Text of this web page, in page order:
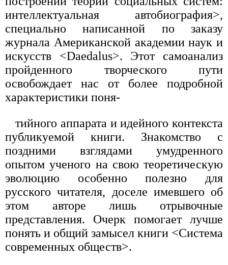
интеллектуальная автобиография>,
специально написанной по заказу
журнала Американской академии наук и
искусств <Daedalus>. Этот самоанализ
пройденного творческого пути
освобождает нас от более подробной
характеристики поня-
тийного аппарата и идейного контекста
публикуемой книги. Знакомство с
поздними взглядами умудренного
опытом ученого на свою теоретическую
эволюцию особенно полезно для
русского читателя, доселе имевшего об
этом авторе лишь отрывочные
представления. Очерк помогает лучше
понять и общий замысел книги <Система
современных обществ>.